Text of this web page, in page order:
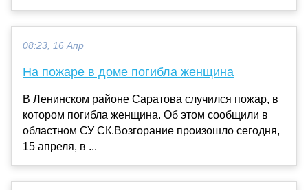
08:23, 16 Апр
На пожаре в доме погибла женщина
В Ленинском районе Саратова случился пожар, в
котором погибла женщина. Об этом сообщили в
областном СУ СК.Возгорание произошло сегодня,
15 апреля, в ...